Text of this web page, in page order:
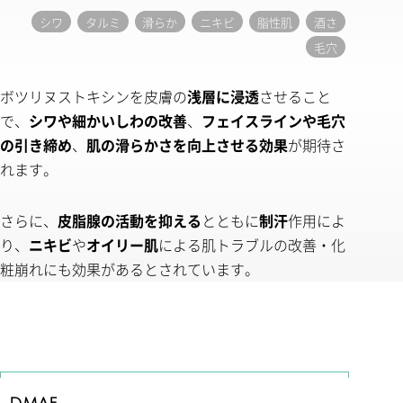
シワ タルミ 滑らか ニキビ 脂性肌
酒さ
毛穴
ボツリヌストキシンを皮膚の浅層に浸透させること
で、 シワや細かいしわの改善、 フェイスラインや毛穴
の引き締め、 肌の滑らかさを向上させる効果が期待さ
れます。
さらに、 皮脂腺の活動を抑える とともに制汗作用によ
り、 ニキビやオイリー肌による肌トラブルの改善・化
粧崩れにも効果があるとされています。